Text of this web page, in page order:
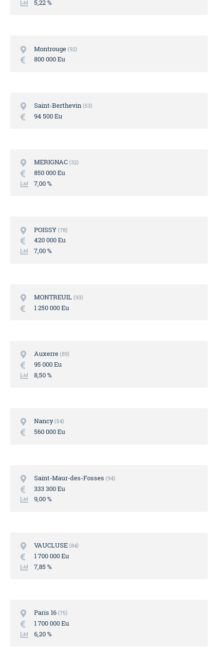
5,22 %
Montrouge 92
800 000 Eu
Saint-Berthevin 53
94 500 Eu
MERIGNAC 32
850 000 Eu
7,00 %
POISSY 78
420 000 Eu
7,00 %
MONTREUIL 93
1 250 000 Eu
Auxerre 89
95 000 Eu
8,50 %
Nancy 54
560 000 Eu
Saint-Maur-des-Fosses 94
333 300 Eu
9,00 %
VAUCLUSE 84
1 700 000 Eu
7,85 %
Paris 16 75
1 700 000 Eu
6,20 %